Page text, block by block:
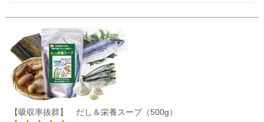
【吸収率抜群】 だし＆栄養スープ（500g）